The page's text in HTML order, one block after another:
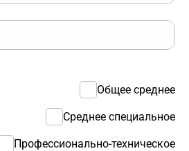
Общее среднее
Среднее специальное
Профессионально-техническое